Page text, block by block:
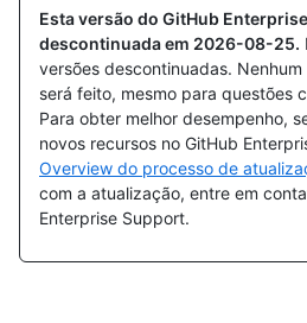
Esta versão do GitHub
descontinuada em 2026-08-25.
versões descontinuadas.
será feito, mesmo para questões
Para obter melhor desempenho,
novos recursos no GitHub
Overview do processo de
com a atualização, entre em
Enterprise Support.